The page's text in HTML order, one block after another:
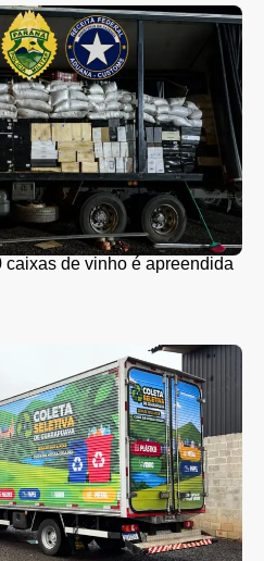
de vinho é apreendida